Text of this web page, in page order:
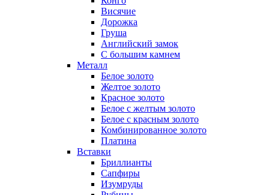
Висячие
Дорожка
Груша
Английский замок
С большим камнем
Металл
Белое золото
Желтое золото
Красное золото
Белое с желтым золото
Белое с красным золото
Комбинированное золото
Платина
Вставки
Бриллианты
Сапфиры
Изумруды